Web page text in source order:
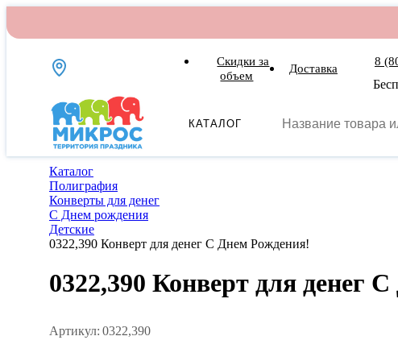
Скидки за
объем
Доставка
8
КАТАЛОГ
Каталог
Полиграфия
Конверты для денег
С Днем рождения
Детские
0322,390 Конверт для денег С Днем Рождения!
0322,390 Конверт для денег
Артикул: 0322,390